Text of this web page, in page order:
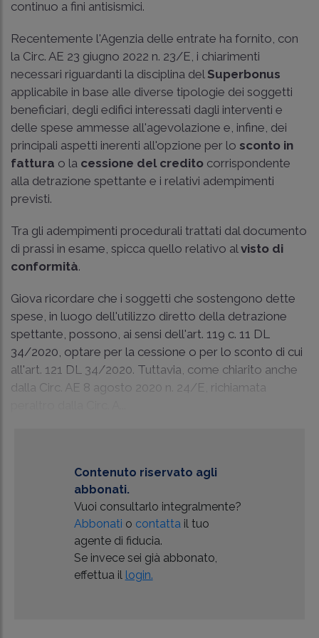
continuo a fini antisismici.
Recentemente l'Agenzia delle entrate ha fornito, con
la Circ. AE 23 giugno 2022 n. 23/E, i chiarimenti
necessari riguardanti la disciplina delSuperbonus
applicabile in base alle diverse tipologie dei soggetti
beneficiari, degli edifici interessati dagli interventi e
delle spese ammesse all'agevolazione e, infine, dei
principali aspetti inerenti all'opzione per lo sconto in
fattura o la cessione del credito corrispondente
alla detrazione spettante e i relativi adempimenti
previsti.
Tra gli adempimenti procedurali trattati dal documento
di prassi in esame, spicca quello relativo alvisto di
conformità.
Giova ricordare che i soggetti che sostengono dette
spese, in luogo dell'utilizzo diretto della detrazione
spettante, possono, ai sensi dell'art. 119 c. 11 DL
34/2020, optare per la cessione o per lo sconto di cui
all'art. 121 DL 34/2020. Tuttavia, come chiarito anche
dalla Circ. AE 8 agosto 2020 n. 24/E, richiamata
Contenuto riservato agli
abbonati.
Vuoi consultarlo integralmente?
Abbonati o contattail tuo
agente di fiducia.
Se invece sei già abbonato,
effettua il login.